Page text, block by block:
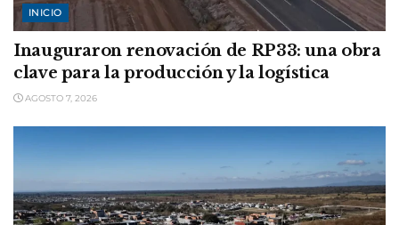
INICIO
Inauguraron renovación de RP33: una obra
clave para la producción y la logística
AGOSTO 7, 2026